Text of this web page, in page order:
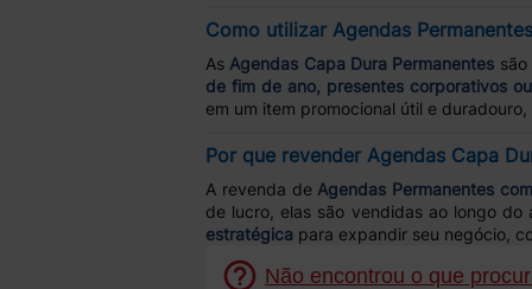
Como utilizar Agendas
As Agendas Capa Dura Permanentes
de fim de ano, presentes corporativos
em um item promocional útil e
Por que revender Agendas Capa
A revenda de Agendas Permanentes
de lucro, elas são vendidas ao longo
estratégica para expandir seu negócio,
Não encontrou o que